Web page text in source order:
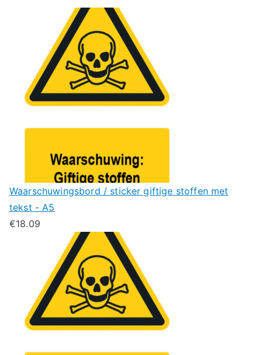
Waarschuwingsbord / sticker giftige stoffen met
tekst - A5
€18.09